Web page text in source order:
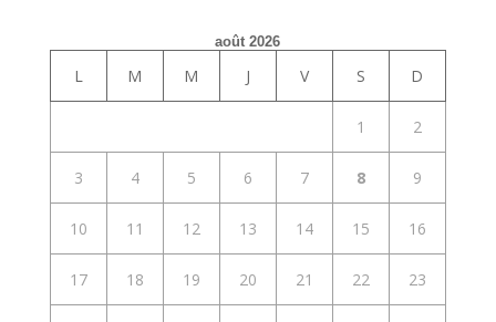
août 2026
L M M J V S D
1 2
3 4 5 6 7 8 9
10 11 12 13 14 15 16
17 18 19 20 21 22 23